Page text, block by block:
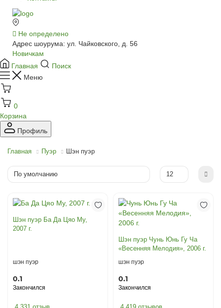
Не определено
Адрес шоурума: ул. Чайковского, д. 56
Новичкам
Главная
Поиск
Меню
0
Корзина
Профиль
Главная Пуэр Шэн пуэр
Шэн пуэр Ба Да Цяо Му,
2007 г.
шэн пуэр
0.1
Закончился
Шэн пуэр Чунь Юнь Гу Ча
«Весенняя Мелодия», 2006 г.
шэн пуэр
0.1
Закончился